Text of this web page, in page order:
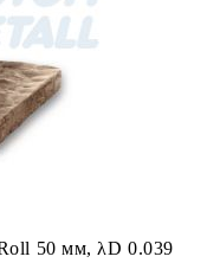
50 мм, λD 0.039